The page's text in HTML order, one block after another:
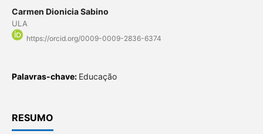
Carmen Dionicia Sabino
ULA
https://orcid.org/0009-0009-2836-6374
Palavras-chave: Educação
RESUMO